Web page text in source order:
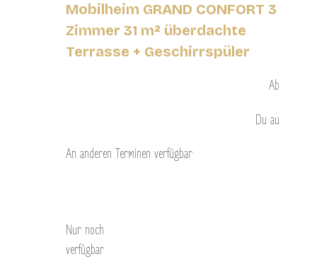
Mobilheim GRAND CONFORT 3
Zimmer 31 m² überdachte
Terrasse + Geschirrspüler
Ab
Duau
An anderen Terminen verfügbar
Nur noch
verfügbar